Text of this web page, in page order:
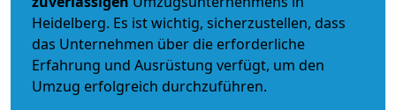
Heidelberg. Es ist wichtig, sicherzustellen, dass
das Unternehmen über die erforderliche
Erfahrung und Ausrüstung verfügt, um den
Umzug erfolgreich durchzuführen.